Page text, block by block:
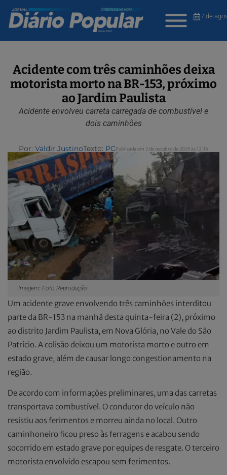
7 de
Acidente com três caminhões deixa
motorista morto na BR-153, próximo
ao Jardim Paulista
Acidente envolveu carreta carregada de combustível e
dois caminhões
Por: Valdir JustinoTexto: PCPublicada em 2 de outubro de 2025 às 12:34
Imagem: Foto Reprodução
Um acidente grave envolvendo três caminhões interditou
parte da BR-153 na manhã desta quinta-feira (2), próximo
ao distrito Jardim Paulista, em Nova Glória, no Vale do São
Patrício. A colisão deixou um motorista morto e outro em
estado grave, além de causar longo congestionamento na
região.
De acordo com informações preliminares, uma das carretas
transportava combustível. O condutor do veículo não
resistiu aos ferimentos e morreu ainda no local. Outro
caminhoneiro ficou preso às ferragens e acabou sendo
socorrido em estado grave por equipes de resgate. O terceiro
motorista envolvido escapou sem ferimentos.